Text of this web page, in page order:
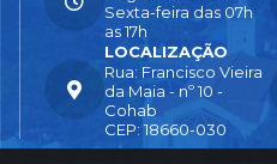
LOCALIZAÇÃO
Rua: Francisco Vieira
da Maia - nº 10 -
Cohab
CEP: 18660-030
Sexta-feira das 07h
as 17h